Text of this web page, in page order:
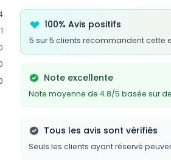
1
100% Avis positifs
5 sur 5 clients recommandent cette
Note excellente
Note moyenne de 4.8/5 basée sur
Tous les avis sont vérifiés
Seuls les clients ayant réservé